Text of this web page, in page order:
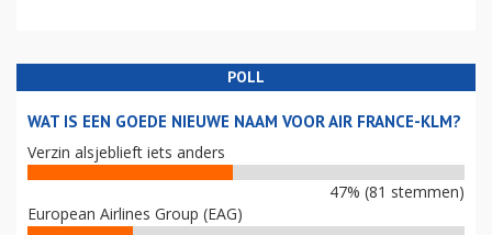
POLL
WAT IS EEN GOEDE NIEUWE NAAM VOOR AIR FRANCE-KLM?
Verzin alsjeblieft iets anders
47% (81 stemmen)
European Airlines Group (EAG)